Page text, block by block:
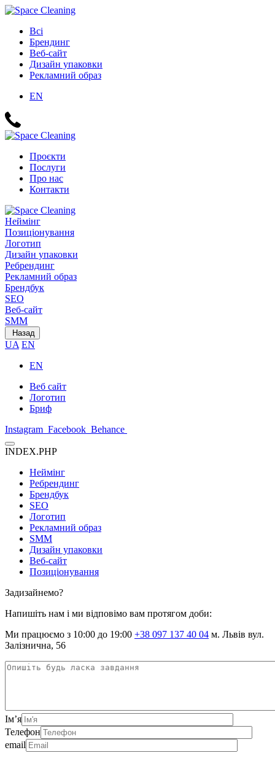
Всі
Брендинг
Веб-сайт
Дизайн упаковки
Рекламний образ
EN
Проєкти
Послуги
Про нас
Контакти
Неймінг
Позиціонування
Логотип
Дизайн упаковки
Ребрендинг
Рекламний образ
Брендбук
SEO
Веб-сайт
SMM
Назад
UA EN
EN
Веб сайт
Логотип
Бриф
Instagram Facebook Behance
INDEX.PHP
Неймінг
Ребрендинг
Брендбук
SEO
Логотип
Рекламний образ
SMM
Дизайн упаковки
Веб-сайт
Позиціонування
Задизайнемо?
Напишіть нам і ми відповімо вам протягом доби:
Ми працюємо з 10:00 до 19:00 +38 097 137 40 04 м. Львів вул.
Залізнична, 56
Ім’я
Телефон
email